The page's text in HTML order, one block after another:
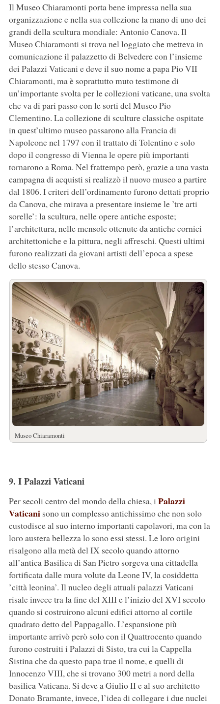
Il Museo Chiaramonti porta bene impressa nella sua
organizzazione e nella sua collezione la mano di uno dei
grandi della scultura mondiale: Antonio Canova. Il
Museo Chiaramonti si trova nel loggiato che metteva in
comunicazione il palazzetto di Belvedere con l’insieme
dei Palazzi Vaticani e deve il suo nome a papa Pio VII
Chiaramonti, ma è soprattutto muto testimone di
un’importante svolta per le collezioni vaticane, una svolta
che va di pari passo con le sorti del Museo Pio
Clementino. La collezione di sculture classiche ospitate
in quest’ultimo museo passarono alla Francia di
Napoleone nel 1797 con il trattato di Tolentino e solo
dopo il congresso di Vienna le opere più importanti
tornarono a Roma. Nel frattempo però, grazie a una vasta
campagna di acquisti si realizzò il nuovo museo a partire
dal 1806. I criteri dell’ordinamento furono dettati proprio
da Canova, che mirava a presentare insieme le ’tre arti
sorelle’: la scultura, nelle opere antiche esposte;
l’architettura, nelle mensole ottenute da antiche cornici
architettoniche e la pittura, negli affreschi. Questi ultimi
furono realizzati da giovani artisti dell’epoca a spese
dello stesso Canova.
Museo Chiaramonti
9. I Palazzi Vaticani
Per secoli centro del mondo della chiesa, i Palazzi
Vaticanisono un complesso antichissimo che non solo
custodisce al suo interno importanti capolavori, ma con la
loro austera bellezza lo sono essi stessi. Le loro origini
risalgono alla metà del IX secolo quando attorno
all’antica Basilica di San Pietro sorgeva una cittadella
fortificata dalle mura volute da Leone IV, la cosiddetta
’città leonina’. Il nucleo degli attuali palazzi Vaticani
risale invece tra la fine del XIII e l’inizio del XVI secolo
quando si costruirono alcuni edifici attorno al cortile
quadrato detto del Pappagallo. L’espansione più
importante arrivò però solo con il Quattrocento quando
furono costruiti i Palazzi di Sisto, tra cui la Cappella
Sistina che da questo papa trae il nome, e quelli di
Innocenzo VIII, che si trovano 300 metri a nord della
basilica Vaticana. Si deve a Giulio II e al suo architetto
Donato Bramante, invece, l’idea di collegare i due nuclei